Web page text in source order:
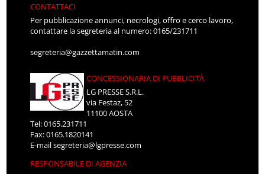
CONTATTACI
Per pubblicazione annunci, necrologi, offro e cerco lavoro,
contattare la segreteria al numero: 0165/231711
segreteria@gazzettamatin.com
CONCESSIONARIA DI PUBBLICITÀ
LG PRESSE S.R.L.
via Festaz, 52
11100 AOSTA
Tel: 0165.231711
Fax: 0165.1820141
E-mailsegreteria@lgpresse.com
RESPONSABILE DI AGENZIA